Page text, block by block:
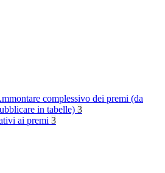
complessivo dei premi (da
in tabelle) 3
ai premi 3